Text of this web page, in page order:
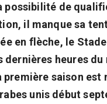
possibilité de
il manque sa
en flèche, le
dernières heures
saison est
unis début